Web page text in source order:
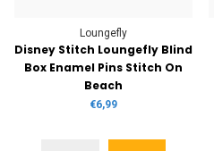
Loungefly
Disney Stitch Loungefly Blind
Box Enamel Pins Stitch On
Beach
€6,99